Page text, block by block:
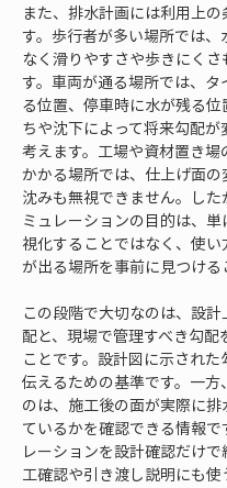
また、排水計画には利用上
す。歩行者が多い場所では、
なく滑りやすさや歩きにくさ
す。車両が通る場所では、タ
る位置、停車時に水が残る
ちや沈下によって将来勾配が
考えます。工場や資材置き場
かかる場所では、仕上げ面
沈みも無視できません。した
ミュレーションの目的は、
視化することではなく、使
が出る場所を事前に見つける
この段階で大切なのは、設
配と、現場で管理すべき勾配
ことです。設計図に示された
伝えるための基準です。一方
のは、施工後の面が実際に排
ているかを確認できる情報で
レーションを設計確認だけ
工確認や引き渡し説明にも